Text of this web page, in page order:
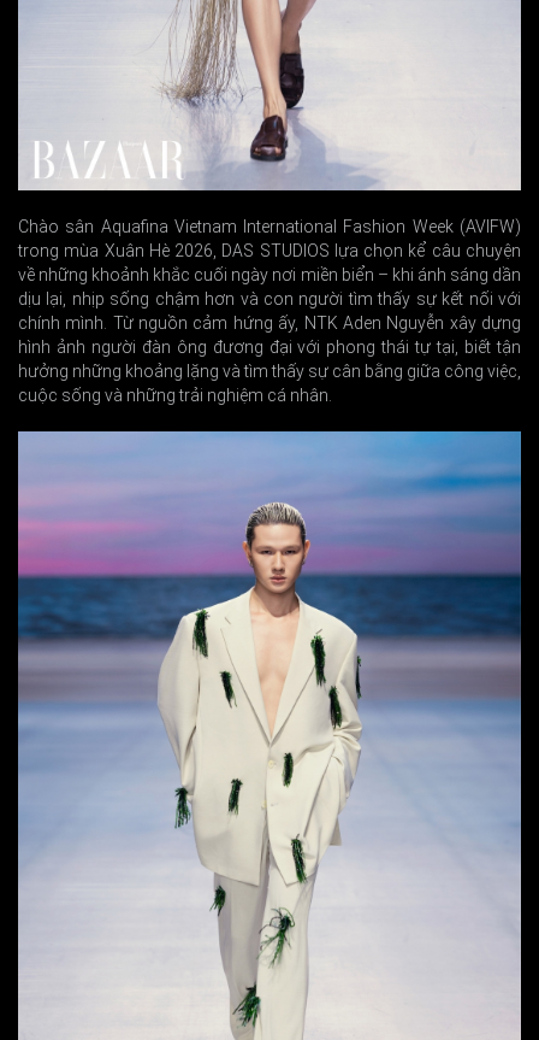
Chào sân Aquafina Vietnam International Fashion Week (AVIFW)
trong mùa Xuân Hè 2026, DAS STUDIOS lựa chọn kể câu chuyện
về những khoảnh khắc cuối ngày nơi miền biển – khi ánh sáng dần
dịu lại, nhịp sống chậm hơn và con người tìm thấy sự kết nối với
chính mình. Từ nguồn cảm hứng ấy, NTK Aden Nguyễn xây dựng
hình ảnh người đàn ông đương đại với phong thái tự tại, biết tận
hưởng những khoảng lặng và tìm thấy sự cân bằng giữa công việc,
cuộc sống và những trải nghiệm cá nhân.